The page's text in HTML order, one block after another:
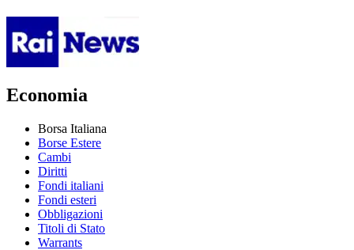
Economia
Borsa Italiana
Borse Estere
Cambi
Diritti
Fondi italiani
Fondi esteri
Obbligazioni
Titoli di Stato
Warrants